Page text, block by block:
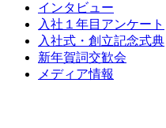
インタビュー
入社１年目アンケート
入社式・創立記念式典
新年賀詞交歓会
メディア情報